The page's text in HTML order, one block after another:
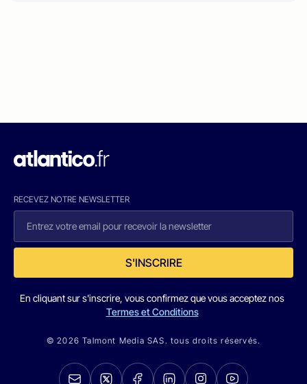
RECEVEZ NOTRE NEWSLETTER
S'INSCRIRE
En cliquant sur s'inscrire, vous confirmez que vous acceptez nos
Termes et Conditions
© 2026 Talmont Media SAS. tous droits réservés.